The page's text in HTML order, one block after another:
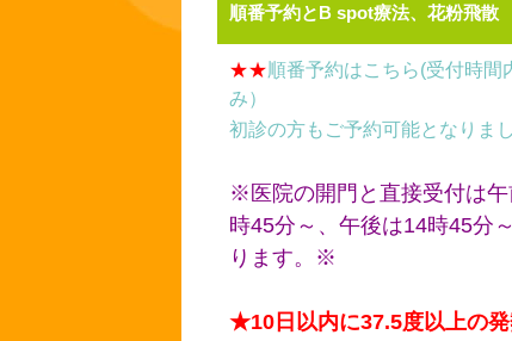
順番予約とB spot療法、花粉飛散
★★ 順番予約はこちら(受付時間
み）
初診の方もご予約可能となりまし
※医院の開門と直接受付は
時45分～、午後は14時45分
ります。※
★10日以内に37.5度以上の発